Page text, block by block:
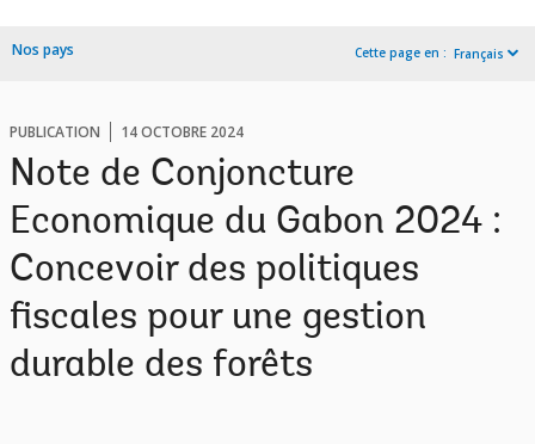
Nos pays Cette page en : Français
PUBLICATION 14 OCTOBRE 2024
Note de Conjoncture
Economique du Gabon 2024 :
Concevoir des politiques
fiscales pour une gestion
durable des forêts